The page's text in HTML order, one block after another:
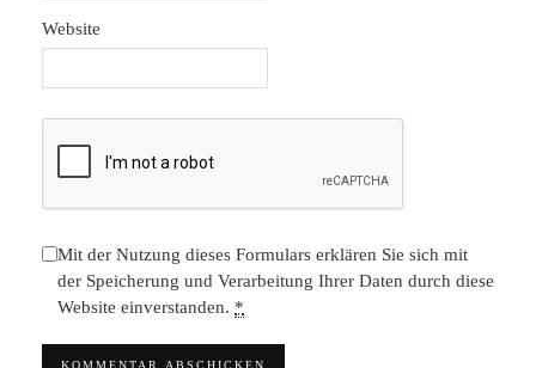
Website
Mit der Nutzung dieses Formulars erklären Sie sich mit
der Speicherung und Verarbeitung Ihrer Daten durch diese
Website einverstanden. *